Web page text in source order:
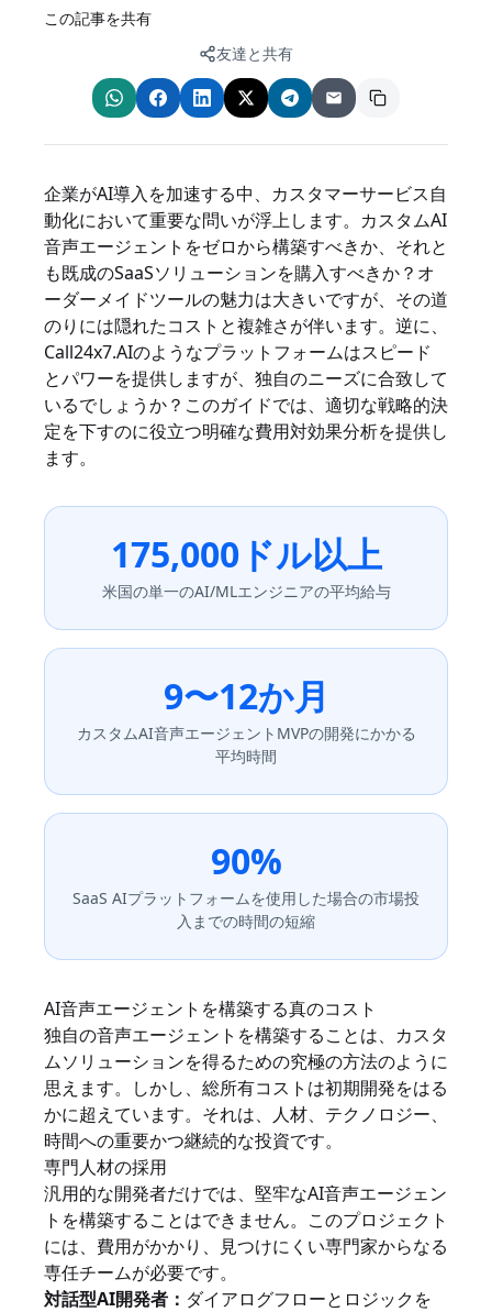
この記事を共有
友達と共有
企業がAI導入を加速する中、カスタマーサービス自
動化において重要な問いが浮上します。カスタムAI
音声エージェントをゼロから構築すべきか、それと
も既成のSaaSソリューションを購入すべきか？オ
ーダーメイドツールの魅力は大きいですが、その道
のりには隠れたコストと複雑さが伴います。逆に、
Call24x7.AIのようなプラットフォームはスピード
とパワーを提供しますが、独自のニーズに合致して
いるでしょうか？このガイドでは、適切な戦略的決
定を下すのに役立つ明確な費用対効果分析を提供し
ます。
175,000ドル以上
米国の単一のAI/MLエンジニアの平均給与
9〜12か月
カスタムAI音声エージェントMVPの開発にかかる
平均時間
90%
SaaS AIプラットフォームを使用した場合の市場投
入までの時間の短縮
AI音声エージェントを構築する真のコスト
独自の音声エージェントを構築することは、カスタ
ムソリューションを得るための究極の方法のように
思えます。しかし、総所有コストは初期開発をはる
かに超えています。それは、人材、テクノロジー、
時間への重要かつ継続的な投資です。
専門人材の採用
汎用的な開発者だけでは、堅牢なAI音声エージェン
トを構築することはできません。このプロジェクト
には、費用がかかり、見つけにくい専門家からなる
専任チームが必要です。
対話型AI開発者： ダイアログフローとロジックを